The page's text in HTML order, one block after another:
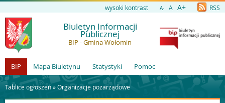
wysoki kontrast A- A A+ RSS
Biuletyn Informacji
Publicznej
BIP - Gmina Wołomin
BIP Mapa Biuletynu Statystyki Pomoc
Tablice ogłoszeń »Organizacje pozarządowe